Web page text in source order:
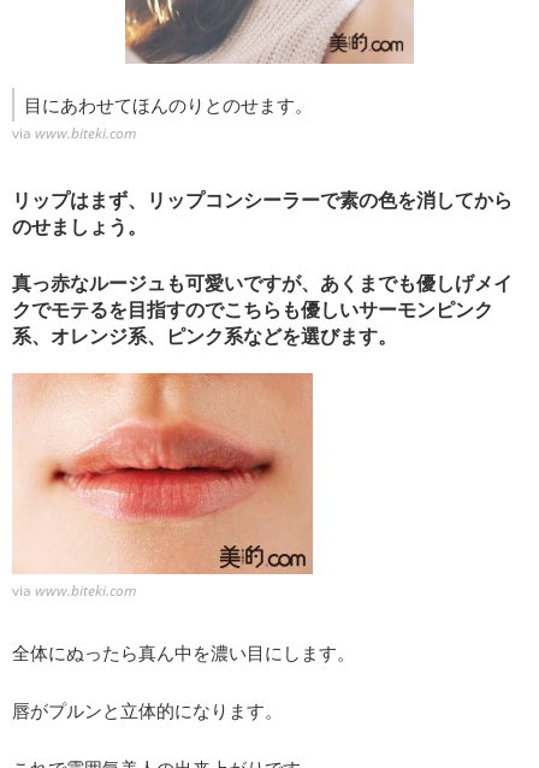
目にあわせてほんのりとのせます。
via www.biteki.com
リップはまず、リップコンシーラーで素の色を消してから
のせましょう。
真っ赤なルージュも可愛いですが、あくまでも優しげメイ
クでモテるを目指すのでこちらも優しいサーモンピンク
系、オレンジ系、ピンク系などを選びます。
via www.biteki.com
全体にぬったら真ん中を濃い目にします。
唇がプルンと立体的になります。